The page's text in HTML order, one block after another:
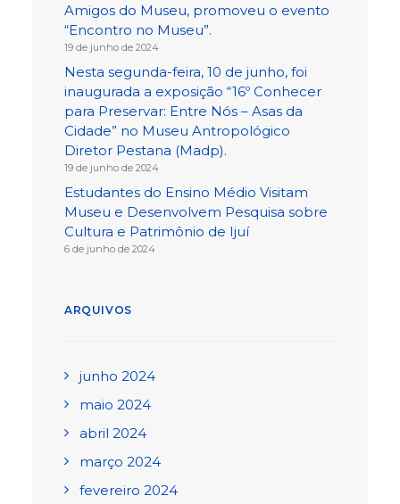
Amigos do Museu, promoveu o evento
“Encontro no Museu”.
19 de junho de 2024
Nesta segunda-feira, 10 de junho, foi
inaugurada a exposição “16º Conhecer
para Preservar: Entre Nós – Asas da
Cidade” no Museu Antropológico
Diretor Pestana (Madp).
19 de junho de 2024
Estudantes do Ensino Médio Visitam
Museu e Desenvolvem Pesquisa sobre
Cultura e Patrimônio de Ijuí
6 de junho de 2024
ARQUIVOS
junho 2024
maio 2024
abril 2024
março 2024
fevereiro 2024